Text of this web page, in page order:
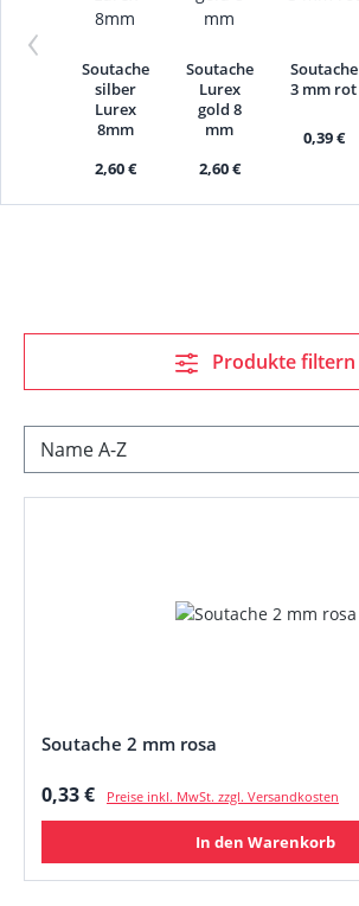
‹
Soutache
silber
Lurex
8mm
2,60 €
Soutache
Lurex
gold 8
mm
2,60 €
Soutache
3 mm rot
0,39 €
Produkte filtern
Soutache 2 mm rosa
Regulärer Preis:
0,33 € Preise inkl. MwSt. zzgl. Versandkosten
In den Warenkorb